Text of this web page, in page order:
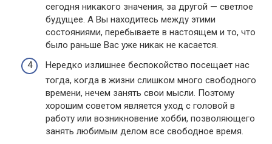
сегодня никакого значения, за другой — светлое
будущее. А Вы находитесь между этими
состояниями, перебываете в настоящем и то, что
было раньше Вас уже никак не касается.
Нередко излишнее беспокойство посещает нас
тогда, когда в жизни слишком много свободного
времени, нечем занять свои мысли. Поэтому
хорошим советом является уход с головой в
работу или возникновение хобби, позволяющего
занять любимым делом все свободное время.